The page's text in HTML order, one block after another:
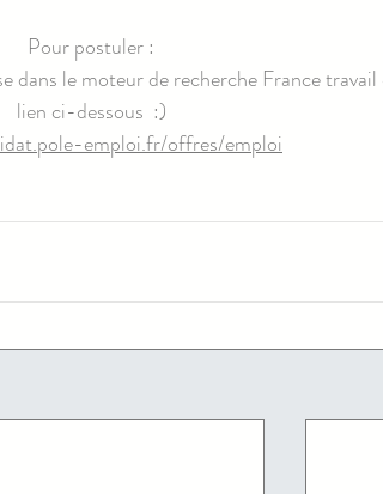
Pour postuler :
dans le moteur de recherche France
lien ci-dessous  :)
emploi.fr/offres/emploi